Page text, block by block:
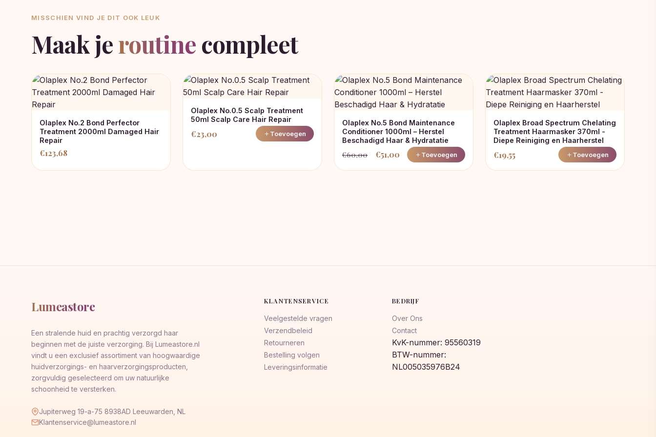
MISSCHIEN VIND JE DIT OOK LEUK
Maak jeroutine compleet
Olaplex No.2 Bond Perfector
Treatment 2000ml Damaged Hair
Repair
€123,68
Olaplex No.0.5 Scalp Treatment
50ml Scalp Care Hair Repair
€23,00 Toevoegen
Olaplex No.5 Bond Maintenance
Conditioner 1000ml – Herstel
Beschadigd Haar & Hydratatie
€60,00
Oorspronkelijke
prijs
€51,00
Huidige
prijs
Toevoegen
Olaplex Broad Spectrum Chelating
Treatment Haarmasker 370ml -
Diepe Reiniging en Haarherstel
€19,55 Toevoegen
Lumeastore
Een stralende huid en prachtig verzorgd haar
beginnen met de juiste verzorging. Bij Lumeastore.nl
vindt u een exclusief assortiment van hoogwaardige
huidverzorgings- en haarverzorgingsproducten,
zorgvuldig geselecteerd om uw natuurlijke
schoonheid te versterken.
Jupiterweg 19-a-75 8938AD Leeuwarden, NL
Klantenservice@lumeastore.nl
KLANTENSERVICE
Veelgestelde vragen
Verzendbeleid
Retourneren
Bestelling volgen
Leveringsinformatie
BEDRIJF
Over Ons
Contact
KvK-nummer: 95560319
BTW-nummer:
NL005035976B24